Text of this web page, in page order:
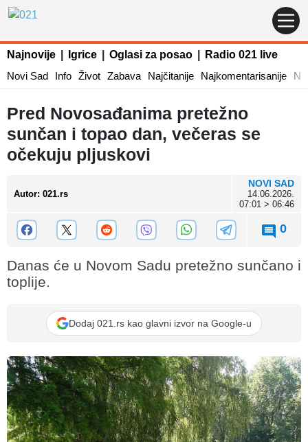
Najnovije Igrice Oglasi za posao
Radio 021 live
Novi Sad
Info Život Zabava Najčitanije Najkomentarisanije
Pred Novosađanima pretežno
sunčan i topao dan, večeras se
očekuju pljuskovi
Autor: 021.rs
NOVI SAD
14.06.2026.
07:01 > 06:46
0
Danas će u Novom Sadu pretežno sunčano i
toplije.
Dodaj 021.rs kao glavni izvor na Google-u